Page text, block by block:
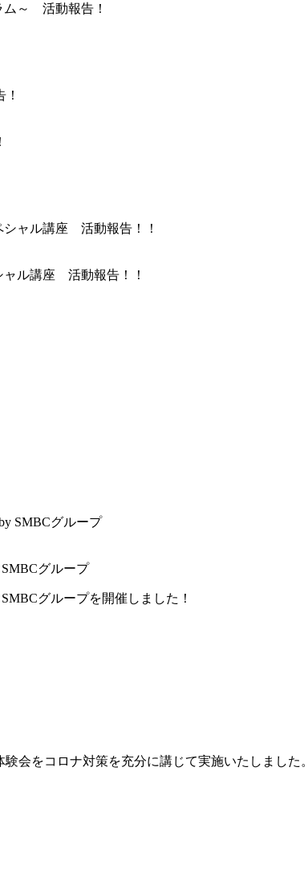
ム～ 活動報告！
ャル講座 活動報告！！
SMBCグループ
グループを開催しました！
会をコロナ対策を充分に講じて実施いたしました。